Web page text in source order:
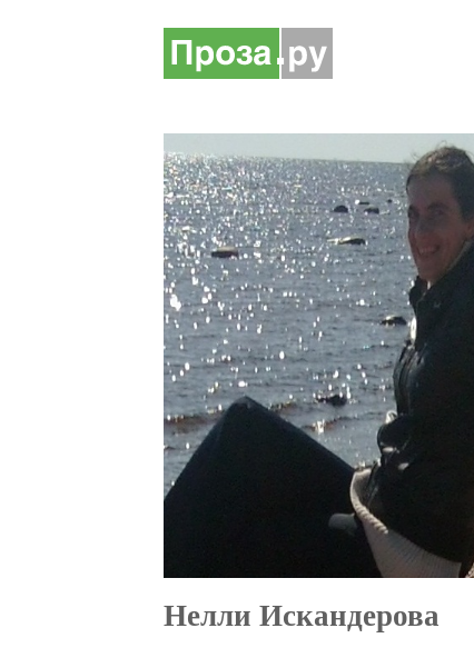
Нелли Искандерова